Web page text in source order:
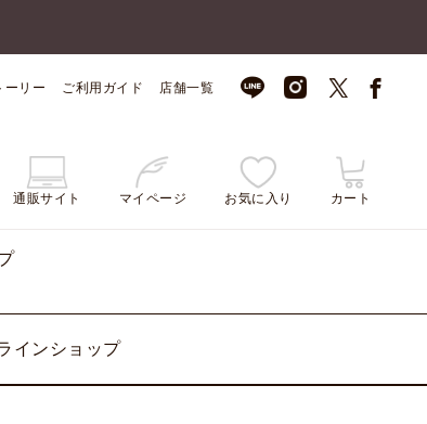
ーリー ご利用ガイド 店舗一覧
通販サイト マイページ お気に入り カート
インショップ